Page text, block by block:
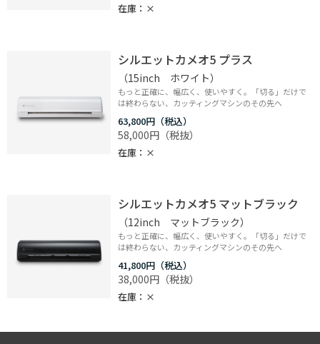
在庫 ×
シルエットカメオ5 プラス
（15inch ホワイト）
もっと正確に、幅広く、使いやすく。「切る」だけで
は終わらない、カッティングマシンのその先へ
63,800円
58,000円
在庫 ×
シルエットカメオ5 マットブラック
（12inch マットブラック）
もっと正確に、幅広く、使いやすく。「切る」だけで
は終わらない、カッティングマシンのその先へ
41,800円
38,000円
在庫 ×